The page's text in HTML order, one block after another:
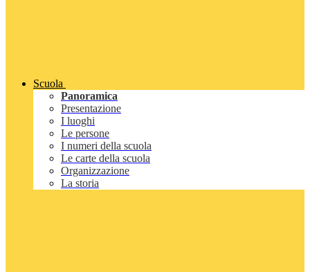
Scuola
Panoramica
Presentazione
I luoghi
Le persone
I numeri della scuola
Le carte della scuola
Organizzazione
La storia